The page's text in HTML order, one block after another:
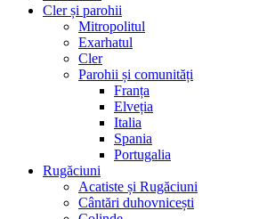
Cler și parohii
Mitropolitul
Exarhatul
Cler
Parohii și comunități
Franța
Elveția
Italia
Spania
Portugalia
Rugăciuni
Acatiste și Rugăciuni
Cântări duhovnicești